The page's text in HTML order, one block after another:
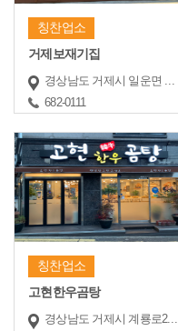
칭찬업소
거제보재기집
경상남도 거제시 일운면 지세포해안로 175
682-0111
칭찬업소
고현한우곰탕
경상남도 거제시 계룡로2길 54